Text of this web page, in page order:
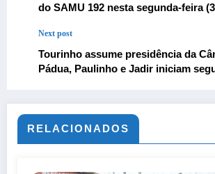
do SAMU 192 nesta segunda-feira
Next post
Tourinho assume presidência da
Pádua, Paulinho e Jadir iniciam
RELACIONADOS